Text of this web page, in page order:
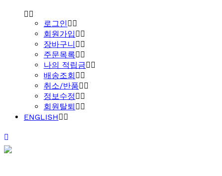
로그인
회원가입
장바구니
주문목록
나의 적립금
배송조회
취소/반품
정보수정
회원탈퇴
ENGLISH